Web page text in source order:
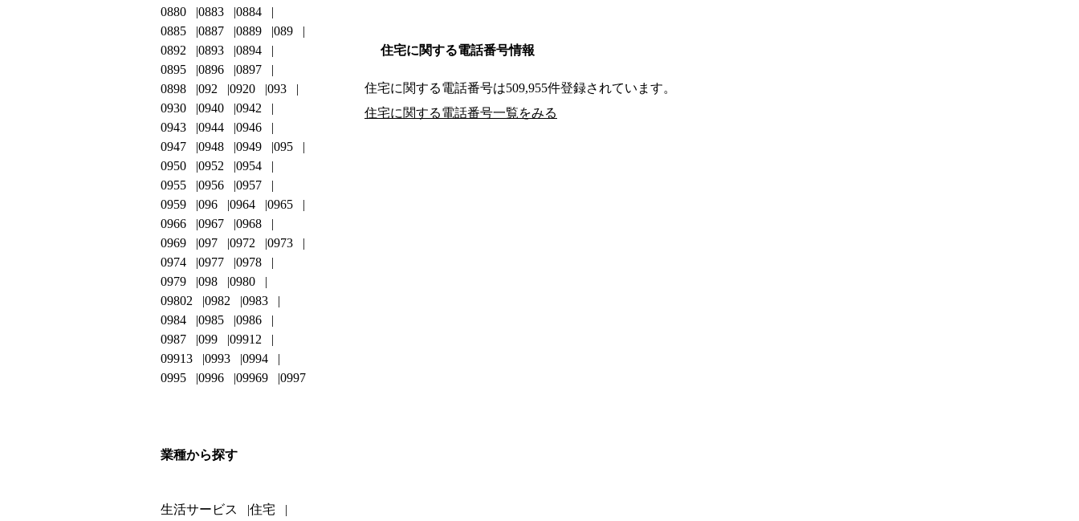
住宅に関する電話番号情報
住宅に関する電話番号は509,955件登録されています。
住宅に関する電話番号一覧をみる
0880
0883
0884
0885
0887 0889
089
0892
0893
0894
0895
0896
0897
0898
092 0920
093
0930
0940
0942
0943
0944
0946
0947
0948 0949
095
0950
0952
0954
0955
0956
0957
0959
096 0964
0965
0966
0967
0968
0969
097 0972
0973
0974
0977
0978
0979
098
0980
09802
0982
0983
0984
0985
0986
0987
099
09912
09913
0993
0994
0995
0996 09969 0997
業種から探す
生活サービス 住宅